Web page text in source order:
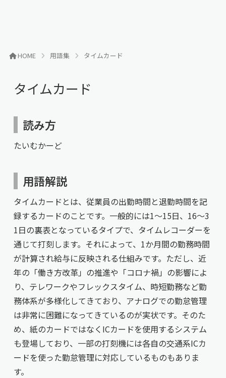
HOME 用語集 タイムカード
タイムカード
読み方
たいむかーど
用語解説
タイムカードとは、従業員の出勤時間と退勤時間を記
録するカードのことです。一般的には1～15日、16～3
1日の裏表となっているタイプで、タイムレコーダーを
通じて打刻します。それによって、1か月間の勤務時間
が計算され給与に反映される仕組みです。ただし、近
年の「働き方改革」の推進や「コロナ禍」の影響によ
り、テレワークやフレックスタイム、時短勤務など勤
務体系が多様化してきており、アナログでの勤怠管理
は非常に困難になってきているのが実状です。そのた
め、紙のカードではなくICカードを使用するシステム
も登場しており、一部の打刻機には各自の交通系ICカ
ードを使った勤怠管理に対応しているものもありま
す。